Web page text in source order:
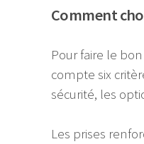
Comment
Pour faire le
compte six
sécurité, les
Les prises